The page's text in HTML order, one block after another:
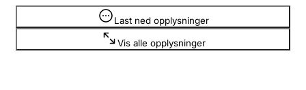
Registrere, endre, slette
Last ned opplysninger
Vis alle opplysninger
Opplysninger er skjult